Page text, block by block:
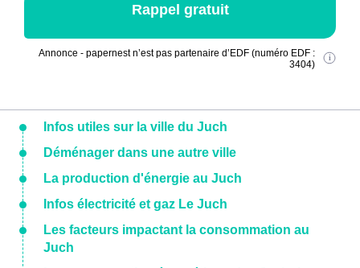
Rappel gratuit
Annonce - papernest n’est pas partenaire d’EDF (numéro EDF :
3404)
Infos utiles sur la ville du Juch
Déménager dans une autre ville
La production d'énergie au Juch
Infos électricité et gaz Le Juch
Les facteurs impactant la consommation au
Juch